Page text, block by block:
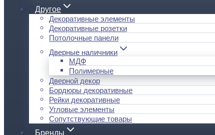
Другое
Декоративные элементы
Декоративные розетки
Потолочные панели
Дверные наличники
МДФ
Полимерные
Дверной декор
Бордюры декоративные
Рейки декоративные
Угловые элементы
Сопутствующие товары
Бренды